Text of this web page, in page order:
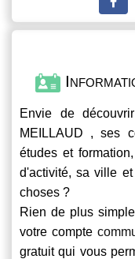
Envie de
MEILLAUD , ses
études et
d'activité, sa ville
choses ?
Rien de plus
votre compte
gratuit qui vous